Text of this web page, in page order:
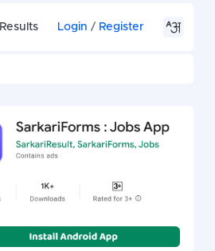
Results Login / Register